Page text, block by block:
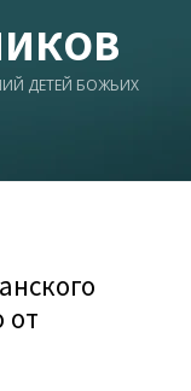
ДЕТЕЙ БОЖЬИХ
от